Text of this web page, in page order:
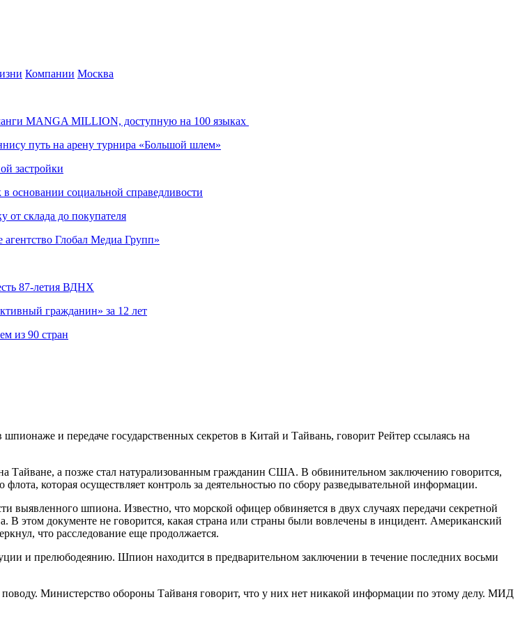
Компании Москва
MANGA MILLION, доступную на 100 языках
путь на арену турнира «Большой шлем»
застройки
социальной справедливости
от склада до покупателя
Глобал Медиа Групп»
87-летия ВДНХ
гражданин» за 12 лет
из 90 стран
и передаче государственных секретов в Китай и Тайвань, говорит Рейтер ссылаясь на
Тайване, а позже стал натурализованным гражданин США. В обвинительном заключению говорится,
которая осуществляет контроль за деятельностью по сбору разведывательной информации.
шпиона. Известно, что морской офицер обвиняется в двух случаях передачи секретной
В этом документе не говорится, какая страна или страны были вовлечены в инцидент. Американский
что расследование еще продолжается.
и прелюбодеянию. Шпион находится в предварительном заключении в течение последних восьми
Министерство обороны Тайваня говорит, что у них нет никакой информации по этому делу. МИД